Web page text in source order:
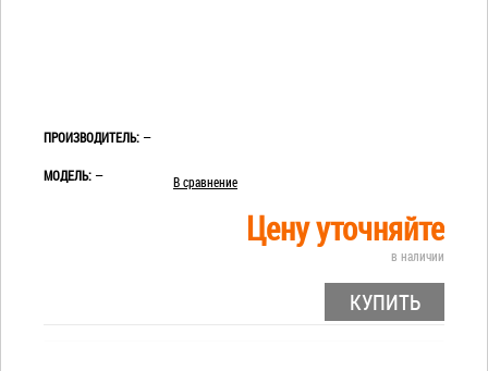
ПРОИЗВОДИТЕЛЬ: —
МОДЕЛЬ: — В сравнение
Цену уточняйте
в наличии
КУПИТЬ